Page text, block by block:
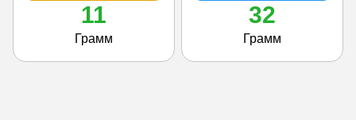
11
Грамм
32
Грамм